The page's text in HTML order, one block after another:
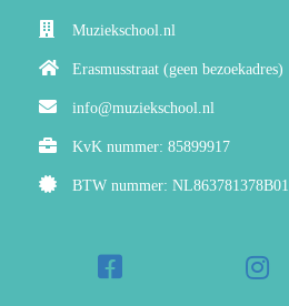
Muziekschool.nl
Erasmusstraat (geen bezoekadres)
info@muziekschool.nl
KvK nummer: 85899917
BTW nummer: NL863781378B01